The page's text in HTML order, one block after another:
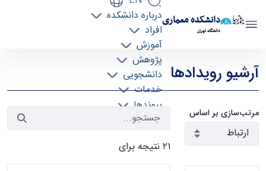
دانشکده معماری
دانشگاه تهران
درباره دانشکده
افراد
آموزش
پژوهش
دانشجویی
خدمات
پیوندها
تماس با ما
رویدادها - دانشکده معماری arch
آرشیو رویدادها
مرتب‌سازی بر اساس
۲۱ نتیجه برای